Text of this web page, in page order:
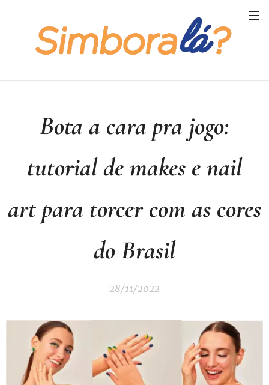
Bota a cara pra jogo:
tutorial de makes e nail
art para torcer com as cores
do Brasil
28/11/2022